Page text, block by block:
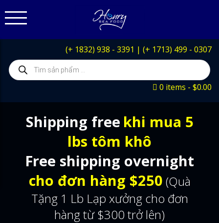
(+ 1832) 938 - 3391 | (+ 1713) 499 - 0307
Products
search
0 items
$0.00
Shipping free khi mua 5
lbs tôm khô
Free shipping overnight
cho đơn hàng $250 (Quà
Tặng 1 Lb Lạp xưởng cho đơn
hàng từ $300 trở lên)